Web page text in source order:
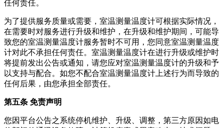
任何责任。
为了提供服务质量或需要， 室温测量温度计可根据实际情况，
在需要时对服务进行升级和维护，在升级和维护期间，可能导
致您的室温测量温度计服务暂时不可用，您同意室温测量温度
计对此不承担任何责任。 室温测量温度计在进行升级或维护时
将提前发出公告或通知，请您应对室温测量温度计的升级和予
以支持与配合。如您不配合室温测量温度计 上述行为而导致的
任何后果，由您承担全部责任。
第五条 免责声明
您因平台公告之系统停机维护、升级、调整，第三方原因如电